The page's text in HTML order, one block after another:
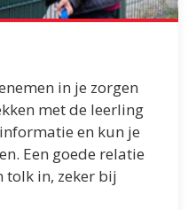
in je zorgen
met de leerling
en kun je
Een goede relatie
tolk in, zeker bij